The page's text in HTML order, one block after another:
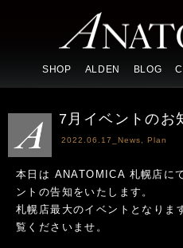
SHOP ALDEN BLOG
7月イベントのお
2022.06.17_ News Plan
本日は ANATOMICA 札幌店に
ントの告知をいたします。
札幌店最大のイベントとなりま
覧くださいませ。